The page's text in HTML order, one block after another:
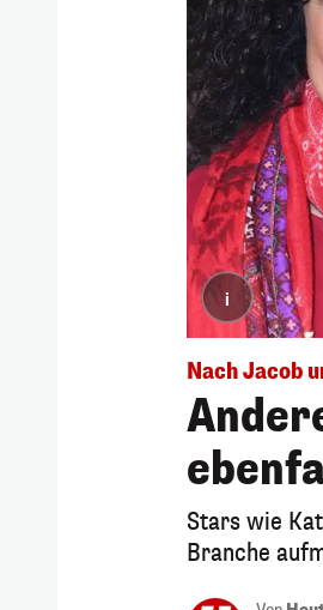
i
Nach Jacob
Stars wie
Branche